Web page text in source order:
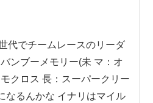
代でチームレースのリーダ
ンブーメモリー(未 マ：オ
クロス 長：スーパークリー
なるんかな イナリはマイル